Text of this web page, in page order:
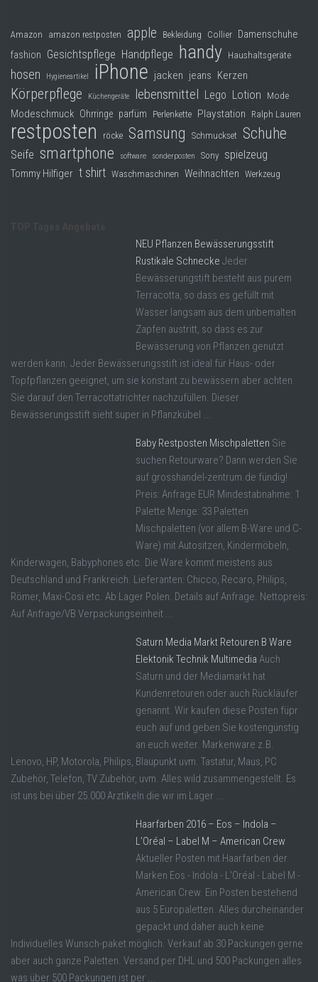
Amazon amazon restposten apple Bekleidung Collier Damenschuhe
fashion Gesichtspflege Handpflege handy Haushaltsgeräte
hosen Hygieneartikel iPhone jacken jeans Kerzen
Körperpflege Küchengeräte lebensmittel Lego Lotion Mode
Modeschmuck Ohrringe parfüm Perlenkette Playstation Ralph Lauren
restposten röcke Samsung Schmuckset Schuhe
Seife smartphone software sonderposten Sony spielzeug
Tommy Hilfiger t shirt Waschmaschinen Weihnachten Werkzeug
NEU Pflanzen Bewässerungsstift
Rustikale Schnecke Jeder
Bewässerungstift besteht aus purem
Terracotta, so dass es gefüllt mit
Wasser langsam aus dem unbemalten
Zapfen austritt, so dass es zur
Bewässerung von Pflanzen genutzt
werden kann. Jeder Bewässerungsstift ist ideal für Haus- oder
Topfpflanzen geeignet, um sie konstant zu bewässern aber achten
Sie darauf den Terracottatrichter nachzufüllen. Dieser
Bewässerungsstift sieht super in Pflanzkübel ...
Baby Restposten Mischpaletten Sie
suchen Retourware? Dann werden Sie
auf grosshandel-zentrum.de fündig!
Preis: Anfrage EUR Mindestabnahme: 1
Palette Menge: 33 Paletten
Mischpaletten (vor allem B-Ware und C-
Ware) mit Autositzen, Kindermöbeln,
Kinderwagen, Babyphones etc. Die Ware kommt meistens aus
Deutschland und Frankreich. Lieferanten: Chicco, Recaro, Philips,
Römer, Maxi-Cosi etc. Ab Lager Polen. Details auf Anfrage. Nettopreis:
Auf Anfrage/VB Verpackungseinheit ...
Saturn Media Markt Retouren B Ware
Elektonik Technik Multimedia Auch
Saturn und der Mediamarkt hat
Kundenretouren oder auch Rückläufer
genannt. Wir kaufen diese Posten füpr
euch auf und geben Sie kostengünstig
an euch weiter. Markenware z.B.
Lenovo, HP, Motorola, Philips, Blaupunkt uvm. Tastatur, Maus, PC
Zubehör, Telefon, TV Zubehör, uvm. Alles wild zusammengestellt. Es
ist uns bei über 25.000 Arztikeln die wir im Lager ...
Haarfarben 2016 – Eos – Indola –
L’Oréal – Label M – American Crew
Aktueller Posten mit Haarfarben der
Marken Eos - Indola - L'Oréal - Label M -
American Crew. Ein Posten bestehend
aus 5 Europaletten. Alles durcheinander
gepackt und daher auch keine
Individuelles Wunsch-paket möglich. Verkauf ab 30 Packungen gerne
aber auch ganze Paletten. Versand per DHL und 500 Packungen alles
was über 500 Packungen ist per ...